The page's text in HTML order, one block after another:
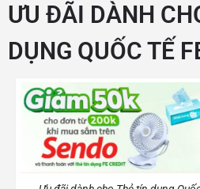
ƯU ĐÃI DÀNH
DỤNG QUỐC TẾ